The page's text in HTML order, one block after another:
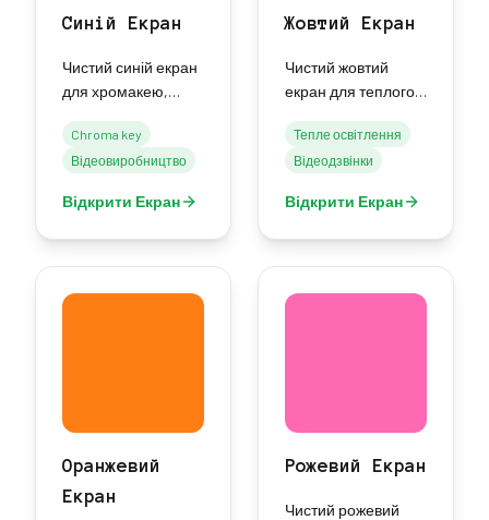
Синій Екран
Чистий синій екран
для хромакею,
та тестування
дисплея.
Chroma key
Відеовиробництво
Відкрити Екран
Жовтий Екран
Чистий жовтий
екран для теплого
відеодзвінків та
тестування
Тепле освітлення
Відеодзвінки
Відкрити Екран
Оранжевий
Екран
Рожевий Екран
Чистий рожевий